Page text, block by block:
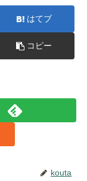
はてブ
コピー
kouta